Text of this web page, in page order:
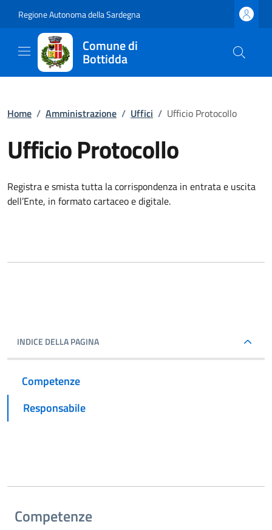
Regione Autonoma della Sardegna
Comune di
Bottidda
Home / Amministrazione / Uffici / Ufficio Protocollo
Ufficio Protocollo
Registra e smista tutta la corrispondenza in entrata e uscita
dell’Ente, in formato cartaceo e digitale.
INDICE DELLA PAGINA
Competenze
Responsabile
Competenze